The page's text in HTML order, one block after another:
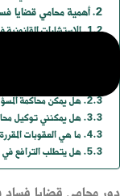
أهمية محامي قضايا
الاستشارات
هل يمكن محاكمة
هل يمكنني توكيل
ما هي العقوبات
هل يتطلب الترافع في